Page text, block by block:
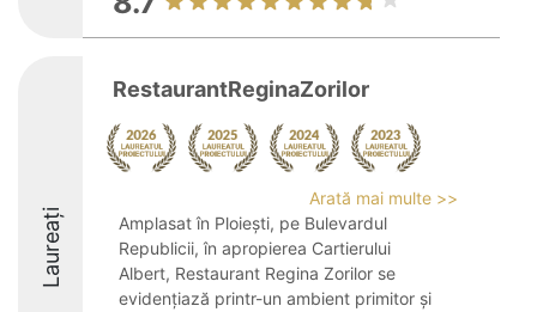
Laureați
RestaurantReginaZorilor
Arată mai multe >>
Amplasat în Ploiești, pe Bulevardul
Republicii, în apropierea Cartierului
Albert, Restaurant Regina Zorilor se
evidențiază printr-un ambient primitor și